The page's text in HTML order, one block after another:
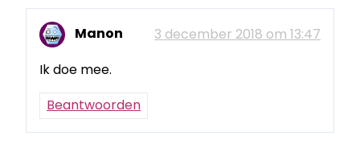
Manon
3 december 2018 om 13:47
Ik doe mee.
Beantwoorden